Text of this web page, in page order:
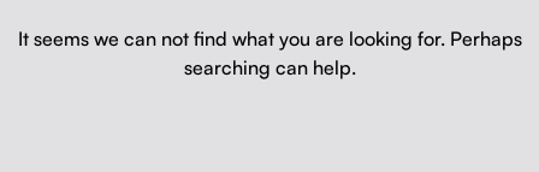
It seems we can not find what you are looking for. Perhaps
searching can help.